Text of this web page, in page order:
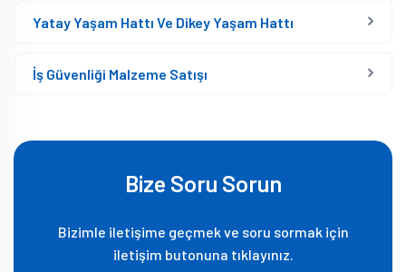
Yatay Yaşam Hattı Ve Dikey Yaşam Hattı
İş Güvenliği Malzeme Satışı
Bize Soru Sorun
Bizimle iletişime geçmek ve soru sormak için
iletişim butonuna tıklayınız.